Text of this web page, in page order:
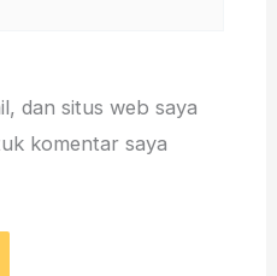
dan situs web saya
komentar saya